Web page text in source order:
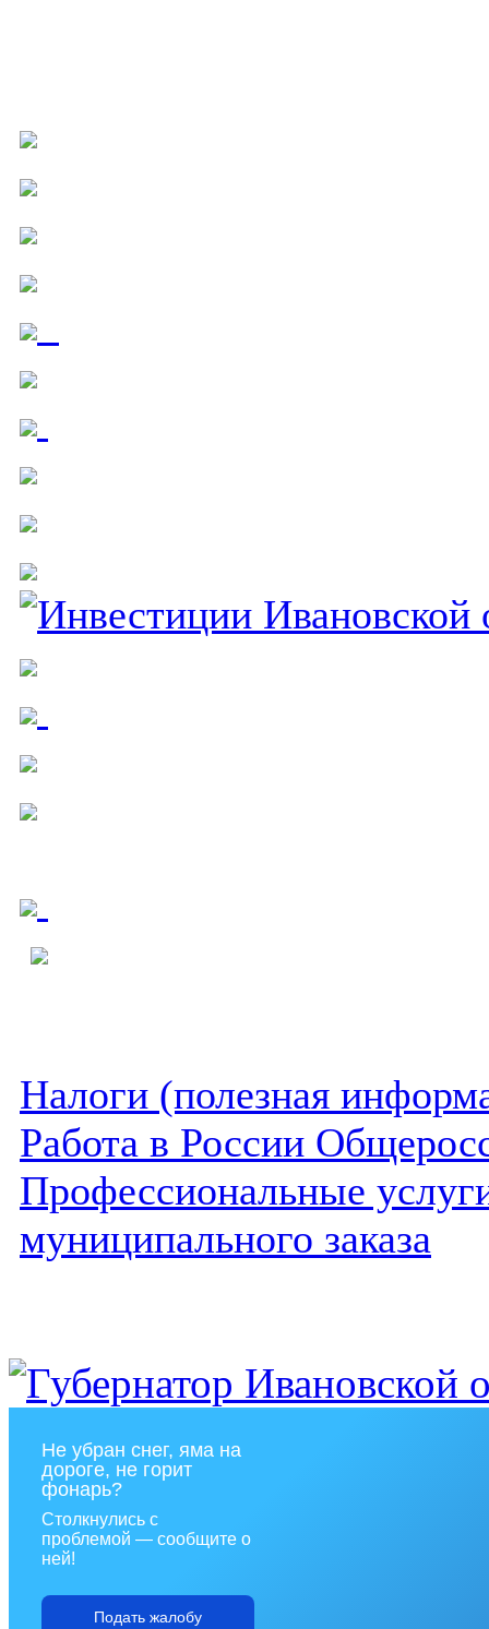
Налоги (полезная
Работа в России
Профессиональные
муниципального заказа
Не убран снег, яма на
дороге, не горит
фонарь?
Столкнулись с
проблемой — сообщите о
ней!
Подать жалобу